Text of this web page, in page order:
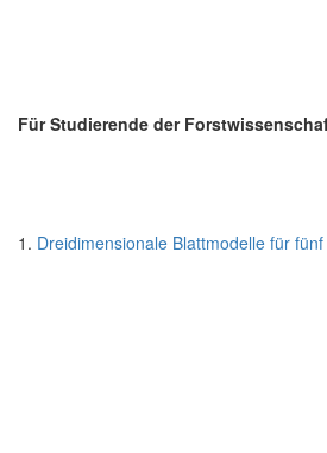
Für Studierende der
1. Dreidimensionale Blattmodelle für